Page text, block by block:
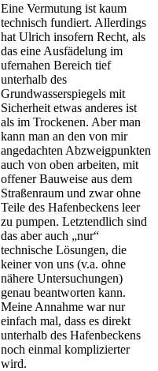
Eine Vermutung ist kaum
technisch fundiert. Allerdings
hat Ulrich insofern Recht, als
das eine Ausfädelung im
ufernahen Bereich tief
unterhalb des
Grundwasserspiegels mit
Sicherheit etwas anderes ist
als im Trockenen. Aber man
kann man an den von mir
angedachten Abzweigpunkten
auch von oben arbeiten, mit
offener Bauweise aus dem
Straßenraum und zwar ohne
Teile des Hafenbeckens leer
zu pumpen. Letztendlich sind
das aber auch „nur“
technische Lösungen, die
keiner von uns (v.a. ohne
nähere Untersuchungen)
genau beantworten kann.
Meine Annahme war nur
einfach mal, dass es direkt
unterhalb des Hafenbeckens
noch einmal komplizierter
wird.